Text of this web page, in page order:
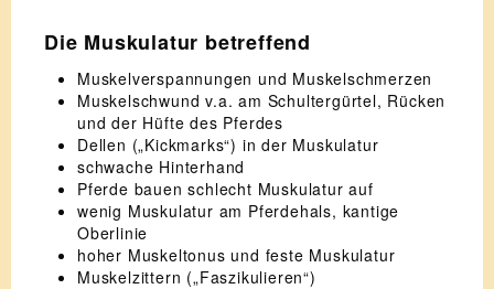
Die Muskulatur betreffend
Muskelverspannungen und Muskelschmerzen
Muskelschwund v.a. am Schultergürtel, Rücken
und der Hüfte des Pferdes
Dellen („Kickmarks“) in der Muskulatur
schwache Hinterhand
Pferde bauen schlecht Muskulatur auf
wenig Muskulatur am Pferdehals, kantige
Oberlinie
hoher Muskeltonus und feste Muskulatur
Muskelzittern („Faszikulieren“)